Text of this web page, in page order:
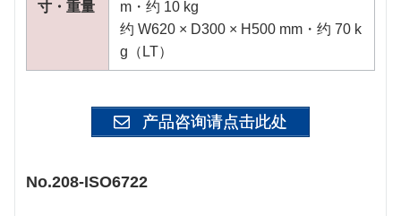
寸・重量
m・约 10 kg
约 W620 × D300 × H500 mm・约 70 k
g（LT）
产品咨询请点击此处
No.208-ISO6722